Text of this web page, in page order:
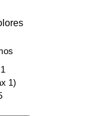
1)